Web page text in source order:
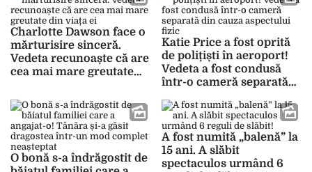
Charlotte Dawson face o
mărturisire sinceră.
Vedeta recunoaște că are
cea mai mare greutate
Katie Price a fost oprită
de polițiști în aeroport!
Vedeta a fost condusă
într-o cameră separată
O bonă s-a îndrăgostit de
A fost numită „balenă” la
15 ani. A slăbit
spectaculos urmând 6